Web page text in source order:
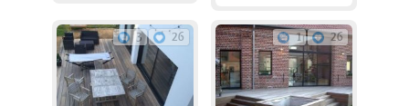
3 26 1 26